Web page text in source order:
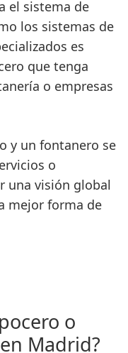
el sistema de
los sistemas de
es
que tenga
o empresas
y un fontanero se
o
una visión global
mejor forma de
o
Madrid?